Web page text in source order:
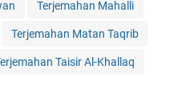
Terjemahan Mahalli
Terjemahan Matan Taqrib
Taisir Al-Khallaq